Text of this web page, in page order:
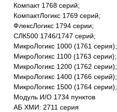
Компакт 1768 серий;
КомпактЛогикс 1769 серий;
ФлексЛогикс 1794 серии;
СЛК500 1746/1747 серий;
МикроЛогикс 1000 (1761 серия);
МикроЛогикс 1100 (1763 серии);
МикроЛогикс 1200 (1762 серии);
МикроЛогикс 1400 (1766 серий);
МикроЛогикс 1500 (1764 серии);
Модуль И/О 1734 пунктов
АБ ХМИ: 2711 серия